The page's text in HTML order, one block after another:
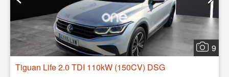
9
Tiguan Life 2.0 TDI 110kW (150CV) DSG